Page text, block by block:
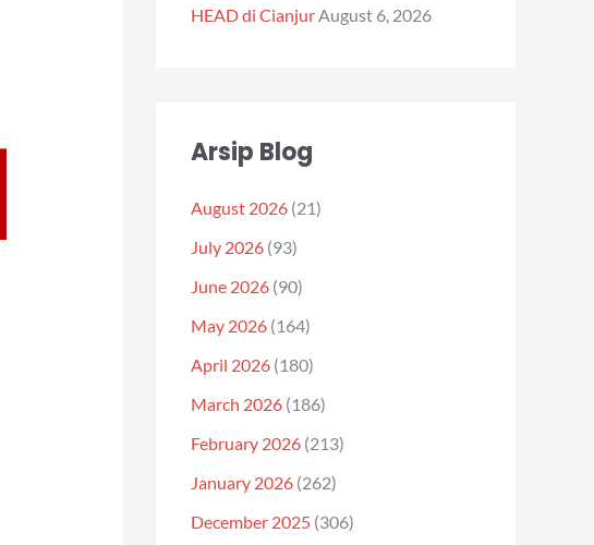
HEAD di CianjurAugust 6, 2026
Arsip Blog
August 2026 (21)
July 2026 (93)
June 2026 (90)
May 2026 (164)
April 2026 (180)
March 2026 (186)
February 2026 (213)
January 2026 (262)
December 2025 (306)